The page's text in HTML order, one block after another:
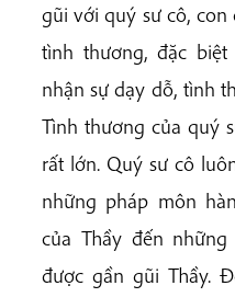
gũi với quý sư cô,
tình thương, đặc
nhận sự dạy dỗ, tình
Tình thương của quý
rất lớn. Quý sư cô
những pháp môn
của Thầy đến
được gần gũi Thầy.